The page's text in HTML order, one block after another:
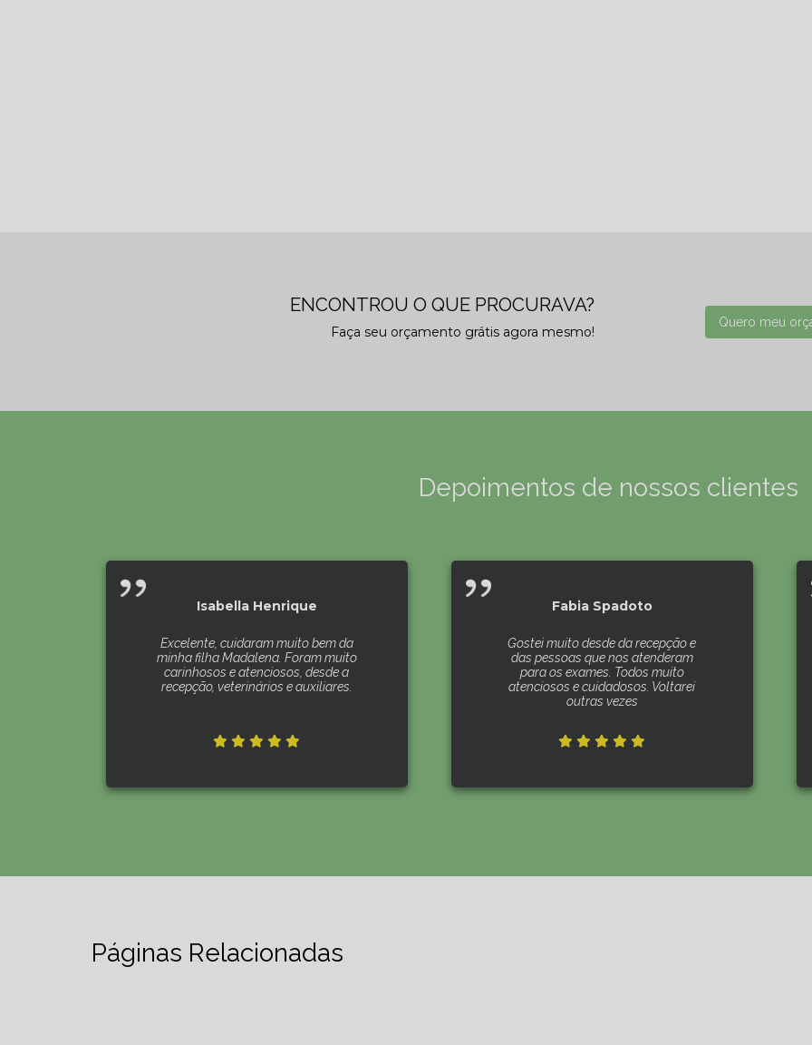
ENCONTROU O QUE PROCURAVA?
Faça seu orçamento grátis agora mesmo!
Quero meu
Depoimentos de nossos clientes
Isabella Henrique
Excelente, cuidaram muito bem da
minha filha Madalena. Foram muito
carinhosos e atenciosos, desde a
recepção, veterinários e auxiliares.
Fabia Spadoto
Gostei muito desde da recepção e
das pessoas que nos atenderam
para os exames. Todos muito
atenciosos e cuidadosos. Voltarei
outras vezes
Páginas Relacionadas